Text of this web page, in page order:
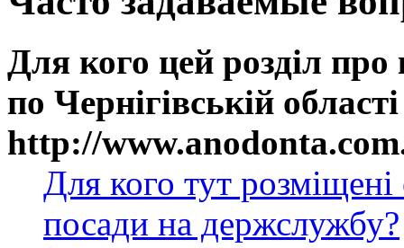
Для кого цей розділ
по Чернігівській
http://
Для кого тут
посади на держслужбу?